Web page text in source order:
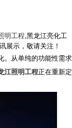
明工程,黑龙江亮化工
展示，敬请关注！
。从单纯的功能性需求
江照明工程正在重新定